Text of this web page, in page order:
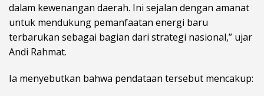
dalam kewenangan daerah. Ini sejalan dengan amanat
untuk mendukung pemanfaatan energi baru
terbarukan sebagai bagian dari strategi nasional,” ujar
Andi Rahmat.
Ia menyebutkan bahwa pendataan tersebut mencakup: